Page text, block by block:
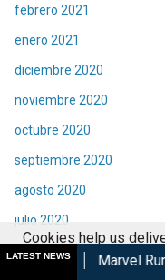
febrero 2021
enero 2021
diciembre 2020
noviembre 2020
octubre 2020
septiembre 2020
agosto 2020
julio 2020
junio 2020
LATEST NEWS
Run 2026: Nueva
Cookies help us
services, you agree